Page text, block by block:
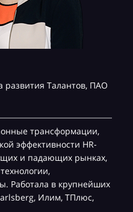
развития Талантов, ПАО
трансформации,
эффективности HR-
и падающих рынках,
Работала в крупнейших
Илим, ТПлюс,